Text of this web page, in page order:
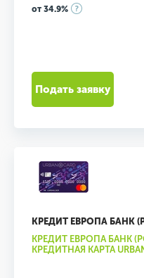
от 34.9%
Подать заявку
КРЕДИТ ЕВРОПА БАНК
КРЕДИТ ЕВРОПА БАНК
КРЕДИТНАЯ КАРТА